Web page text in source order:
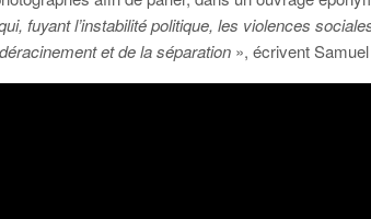
fuyant l’instabilité politique, les violences
et de la séparation », écrivent